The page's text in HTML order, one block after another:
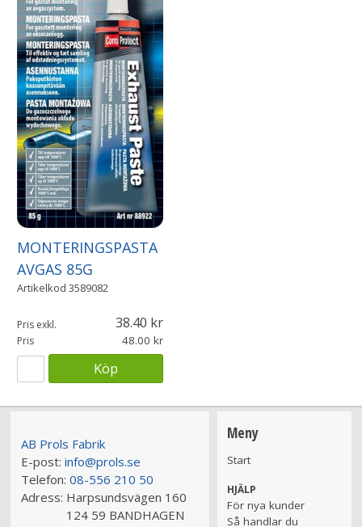
MONTERINGSPASTA
AVGAS 85G
Artikelkod 3589082
Pris exkl. 38.40
Pris 48.00
Köp
AB Prols Fabrik
E-post: info@prols.se
Telefon: 08-556 210 50
Adress: Harpsundsvägen 160
124 59 BANDHAGEN
Meny
Start
HJÄLP
För nya kunder
Så handlar du